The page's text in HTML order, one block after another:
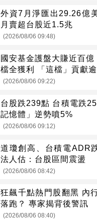
外資7月淨匯出29.26億
月賣超台股近1.5兆
(2026/08/06 09:48)
國安基金護盤大賺近百億
檔全獲利 「這檔」貢獻
(2026/08/06 09:22)
台股跌239點 台積電跌
記憶體」逆勢噴5%
(2026/08/06 09:12)
道瓊創高、台積電ADR
法人估：台股區間震盪
(2026/08/06 08:42)
狂飆千點熱門股翻黑 內
落跑？ 專家揭背後警訊
(2026/08/06 08:40)